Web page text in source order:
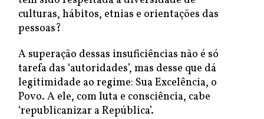
culturas, hábitos, etnias e orientações das
pessoas?
A superação dessas insuficiências não é só
tarefa das ‘autoridades’, mas desse que dá
legitimidade ao regime: Sua Excelência, o
Povo. A ele, com luta e consciência, cabe
‘republicanizar a República’.